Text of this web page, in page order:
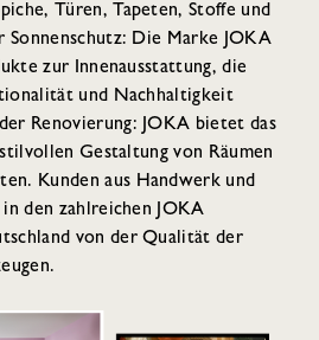
Türen, Tapeten, Stoffe und
Sonnenschutz: Die Marke JOKA
zur Innenausstattung, die
und Nachhaltigkeit
Renovierung: JOKA bietet das
Gestaltung von Räumen
Kunden aus Handwerk und
den zahlreichen JOKA
von der Qualität der